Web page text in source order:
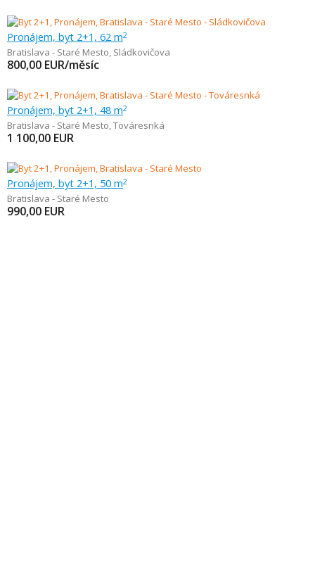
Pronájem, byt 2+1, 62 m2
Bratislava - Staré Mesto, Sládkovičova
800,00 EUR/měsíc
Pronájem, byt 2+1, 48 m2
Bratislava - Staré Mesto,Továresnká
1 100,00 EUR
Pronájem, byt 2+1, 50 m2
Bratislava - Staré Mesto
990,00 EUR